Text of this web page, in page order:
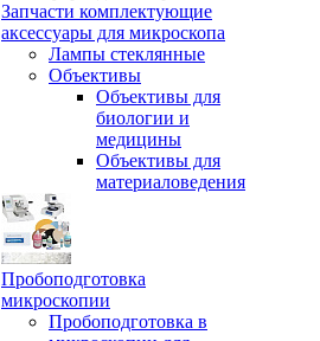
Запчасти комплектующие
аксессуары для микроскопа
Лампы стеклянные
Объективы
Объективы для
биологии и
медицины
Объективы для
материаловедения
Пробоподготовка
микроскопии
Пробоподготовка в